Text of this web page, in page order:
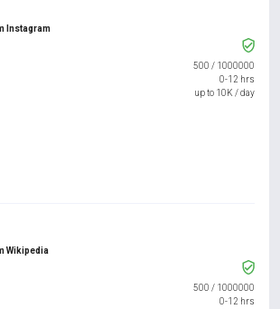
Instagram
500 / 1000000
0-12 hrs
up to 10K / day
Wikipedia
500 / 1000000
0-12 hrs